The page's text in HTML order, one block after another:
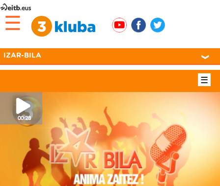
☰
IZAR-BILA
00:28
☰